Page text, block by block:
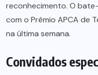
reconhecimento. O
com o Prêmio APCA de
na última semana.
Convidados